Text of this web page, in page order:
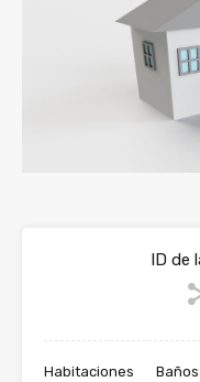
ID de
Habitaciones Baños